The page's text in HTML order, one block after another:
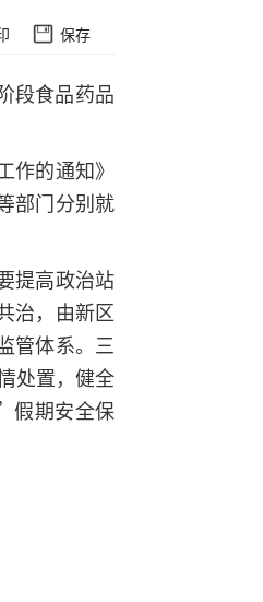
保存
段食品药品
的通知》
部门分别就
提高政治站
治，由新区
管体系。三
处置，健全
假期安全保